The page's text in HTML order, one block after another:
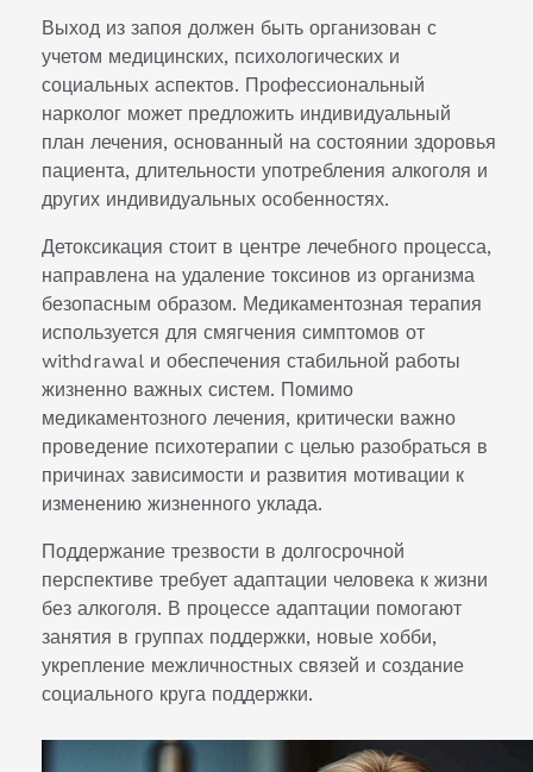
Выход из запоя должен быть организован с
учетом медицинских, психологических и
социальных аспектов. Профессиональный
нарколог может предложить индивидуальный
план лечения, основанный на состоянии здоровья
пациента, длительности употребления алкоголя и
других индивидуальных особенностях.
Детоксикация стоит в центре лечебного процесса,
направлена на удаление токсинов из организма
безопасным образом. Медикаментозная терапия
используется для смягчения симптомов от
withdrawal и обеспечения стабильной работы
жизненно важных систем. Помимо
медикаментозного лечения, критически важно
проведение психотерапии с целью разобраться в
причинах зависимости и развития мотивации к
изменению жизненного уклада.
Поддержание трезвости в долгосрочной
перспективе требует адаптации человека к жизни
без алкоголя. В процессе адаптации помогают
занятия в группах поддержки, новые хобби,
укрепление межличностных связей и создание
социального круга поддержки.